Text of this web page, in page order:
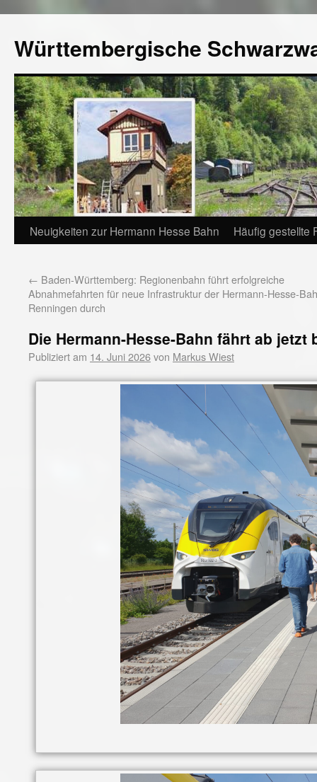
Württembergische
Neuigkeiten zur Hermann Hesse Bahn Häufig gestellte
← Baden-Württemberg: Regionenbahn führt erfolgreiche
Abnahmefahrten für neue Infrastruktur der Hermann-Hesse-
Renningen durch
Die Hermann-Hesse-Bahn fährt ab jetzt
Publiziert am 14. Juni 2026von Markus Wiest